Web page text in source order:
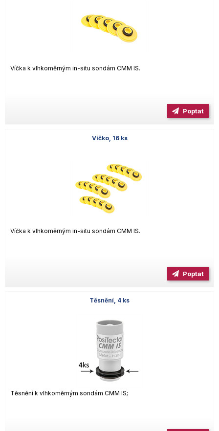
Víčka k vlhkoměrným in-situ sondám CMM IS.
Poptat
Víčko, 16 ks
Víčka k vlhkoměrným in-situ sondám CMM IS.
Poptat
Těsnění, 4 ks
Těsnění k vlhkoměrným sondám CMM IS;